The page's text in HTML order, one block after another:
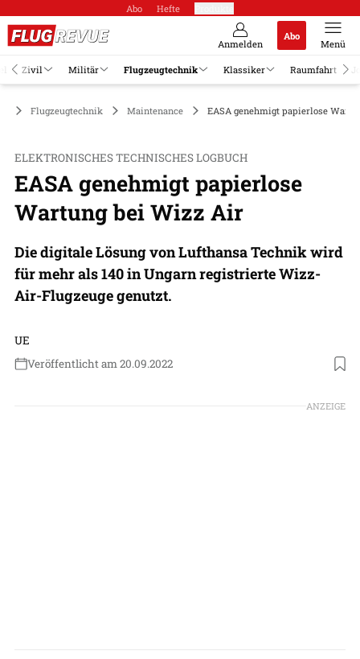
Abo Hefte
Anmelden
Abo
Menü
Zivil Militär Flugzeugtechnik Klassiker Raumfahrt
Flugzeugtechnik Maintenance EASA genehmigt papierlose
ELEKTRONISCHES TECHNISCHES LOGBUCH
EASA genehmigt papierlose
Wartung bei Wizz Air
Die digitale Lösung von Lufthansa Technik wird
für mehr als 140 in Ungarn registrierte Wizz-
Air-Flugzeuge genutzt.
UE
Veröffentlicht am 20.09.2022
Foto: Lufthansa Technik
ANZEIGE